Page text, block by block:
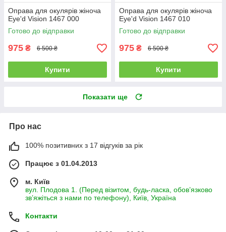
Оправа для окулярів жіноча
Eye'd Vision 1467 000
Готово до відправки
975 ₴ 6 500 ₴
Купити
Оправа для окулярів жіноча
Eye'd Vision 1467 010
Готово до відправки
975 ₴ 6 500 ₴
Купити
Показати ще
Про нас
100% позитивних з 17 відгуків за рік
Працює з 01.04.2013
м. Київ
вул. Плодова 1. (Перед візитом, будь-ласка, обов’язково
зв’яжіться з нами по телефону), Київ, Україна
Контакти